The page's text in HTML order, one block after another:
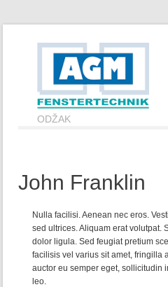
ODŽAK
John Franklin
Nulla facilisi. Aenean nec eros.
sed ultrices. Aliquam erat volutpat.
dolor ligula. Sed feugiat pretium
facilisis vel varius sit amet, fringilla
auctor eu semper eget, sollicitudin
leo.